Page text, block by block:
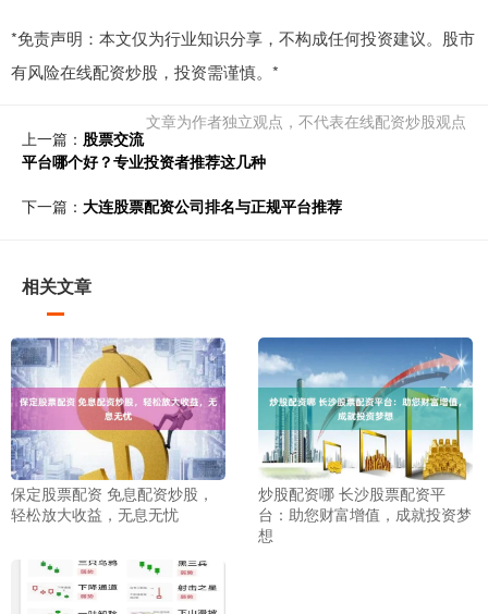
*免责声明：本文仅为行业知识分享，不构成任何投资建议。股市
有风险在线配资炒股，投资需谨慎。*
文章为作者独立观点，不代表在线配资炒股观点
上一篇： 股票交流
平台哪个好？专业投资者推荐这几种
下一篇： 大连股票配资公司排名与正规平台推荐
相关文章
保定股票配资 免息配资炒股，
轻松放大收益，无息无忧
炒股配资哪 长沙股票配资平
台：助您财富增值，成就投资梦
想